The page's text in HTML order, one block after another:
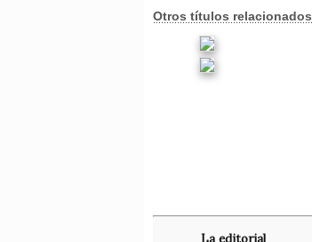
Otros títulos relacionados